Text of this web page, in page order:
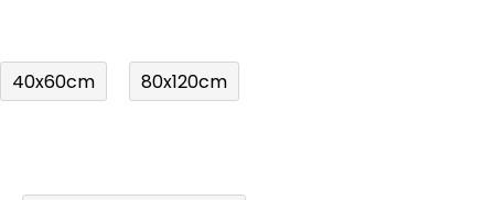
40x60cm 80x120cm